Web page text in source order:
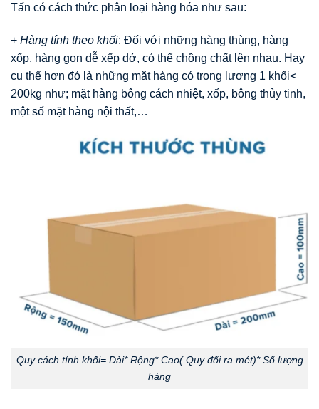
Tấn có cách thức phân loại hàng hóa như sau:
+ Hàng tính theo khối: Đối với những hàng thùng, hàng
xốp, hàng gọn dễ xếp dở, có thể chồng chất lên nhau. Hay
cụ thể hơn đó là những mặt hàng có trọng lượng 1 khối<
200kg như; mặt hàng bông cách nhiệt, xốp, bông thủy tinh,
một số mặt hàng nội thất,…
Quy cách tính khối= Dài* Rộng* Cao( Quy đổi ra mét)* Số lượng
hàng